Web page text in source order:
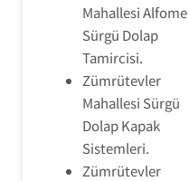
Mahallesi Alfome
Sürgü Dolap
Tamircisi.
Zümrütevler
Mahallesi Sürgü
Dolap Kapak
Sistemleri.
Zümrütevler